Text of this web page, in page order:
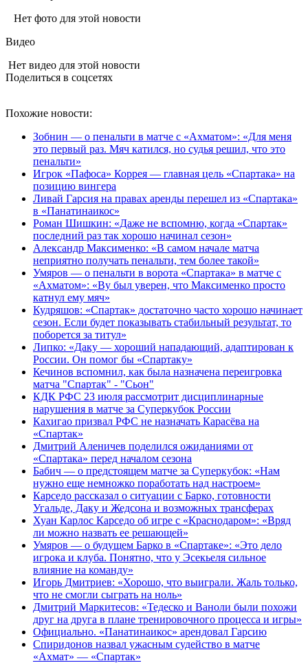
Нет фото для этой новости
Видео
Нет видео для этой новости
Поделиться в соцсетях
Похожие новости:
Зобнин — о пенальти в матче с «Ахматом»: «Для меня
это первый раз. Мяч катился, но судья решил, что это
пенальти»
Игрок «Пафоса» Коррея — главная цель «Спартака» на
позицию вингера
Ливай Гарсия на правах аренды перешел из «Спартака»
в «Панатинаикос»
Роман Шишкин: «Даже не вспомню, когда «Спартак»
последний раз так хорошо начинал сезон»
Александр Максименко: «В самом начале матча
неприятно получать пенальти, тем более такой»
Умяров — о пенальти в ворота «Спартака» в матче с
«Ахматом»: «Ву был уверен, что Максименко просто
катнул ему мяч»
Кудряшов: «Спартак» достаточно часто хорошо начинает
сезон. Если будет показывать стабильный результат, то
поборется за титул»
Липко: «Даку — хороший нападающий, адаптирован к
России. Он помог бы «Спартаку»
Кечинов вспомнил, как была назначена переигровка
матча "Спартак" - "Сьон"
КДК РФС 23 июля рассмотрит дисциплинарные
нарушения в матче за Суперкубок России
Кахигао призвал РФС не назначать Карасёва на
«Спартак»
Дмитрий Аленичев поделился ожиданиями от
«Спартака» перед началом сезона
Бабич — о предстоящем матче за Суперкубок: «Нам
нужно еще немножко поработать над настроем»
Карседо рассказал о ситуации с Барко, готовности
Угальде, Даку и Жедсона и возможных трансферах
Хуан Карлос Карседо об игре с «Краснодаром»: «Вряд
ли можно назвать ее решающей»
Умяров — о будущем Барко в «Спартаке»: «Это дело
игрока и клуба. Понятно, что у Эсекьеля сильное
влияние на команду»
Игорь Дмитриев: «Хорошо, что выиграли. Жаль только,
что не смогли сыграть на ноль»
Дмитрий Маркитесов: «Тедеско и Ваноли были похожи
друг на друга в плане тренировочного процесса и игры»
Официально. «Панатинаикос» арендовал Гарсию
Спиридонов назвал ужасным судейство в матче
«Ахмат» — «Спартак»